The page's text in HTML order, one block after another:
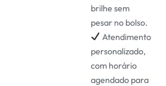
brilhe sem
pesar no bolso.
Atendimento
personalizado,
com horário
agendado para